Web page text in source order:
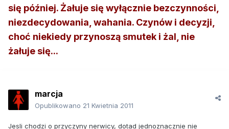
się później. Żałuje się wyłącznie bezczynności,
niezdecydowania, wahania. Czynów i decyzji,
choć niekiedy przynoszą smutek i żal, nie
żałuje się...
marcja
Opublikowano 21 Kwietnia 2011
Jesli chodzi o przyczyny nerwicy, dotad jednoznacznie nie